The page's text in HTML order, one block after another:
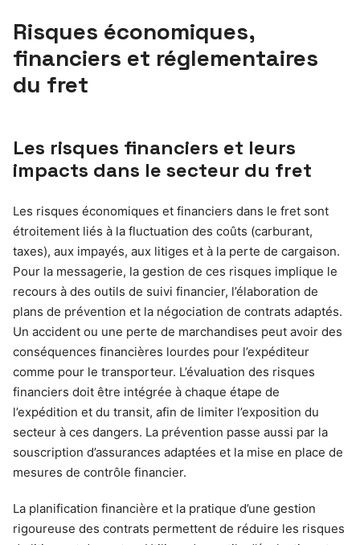
Risques économiques,
financiers et réglementaires
du fret
Les risques financiers et leurs
impacts dans le secteur du fret
Les risques économiques et financiers dans le fret sont
étroitement liés à la fluctuation des coûts (carburant,
taxes), aux impayés, aux litiges et à la perte de cargaison.
Pour la messagerie, la gestion de ces risques implique le
recours à des outils de suivi financier, l’élaboration de
plans de prévention et la négociation de contrats adaptés.
Un accident ou une perte de marchandises peut avoir des
conséquences financières lourdes pour l’expéditeur
comme pour le transporteur. L’évaluation des risques
financiers doit être intégrée à chaque étape de
l’expédition et du transit, afin de limiter l’exposition du
secteur à ces dangers. La prévention passe aussi par la
souscription d’assurances adaptées et la mise en place de
mesures de contrôle financier.
La planification financière et la pratique d’une gestion
rigoureuse des contrats permettent de réduire les risques